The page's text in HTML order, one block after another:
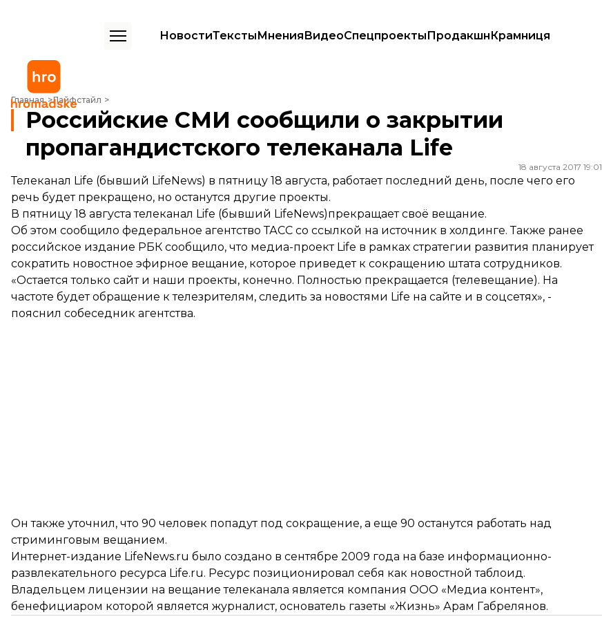
НовостиТекстыМненияВидеоСпецпроектыПродакшнКрамниця
Главная Лайфстайл
Российские СМИ сообщили о закрытии пропагандистского телеканала Life
Российские СМИ сообщили о закрытии
пропагандистского телеканала Life
18 августа 2017 19:01
Телеканал Life (бывший LifeNews) в пятницу 18 августа, работает последний день, после чего его
речь будет прекращено, но останутся другие проекты.
В пятницу 18 августа телеканал Life (бывший LifeNews)прекращает своё вещание.
Об этом сообщило федеральное агентство ТАСС со ссылкой на источник в холдинге. Также ранее
российское издание РБК сообщило, что медиа-проект Life в рамках стратегии развития планирует
сократить новостное эфирное вещание, которое приведет к сокращению штата сотрудников.
«Остается только сайт и наши проекты, конечно. Полностью прекращается (телевещание). На
частоте будет обращение к телезрителям, следить за новостями Life на сайте и в соцсетях», -
пояснил собеседник агентства.
Он также уточнил, что 90 человек попадут под сокращение, а еще 90 останутся работать над
стриминговым вещанием.
Интернет-издание LifeNews.ru было создано в сентябре 2009 года на базе информационно-
развлекательного ресурса Life.ru. Ресурс позиционировал себя как новостной таблоид.
Владельцем лицензии на вещание телеканала является компания ООО «Медиа контент»,
бенефициаром которой является журналист, основатель газеты «Жизнь» Арам Габрелянов.